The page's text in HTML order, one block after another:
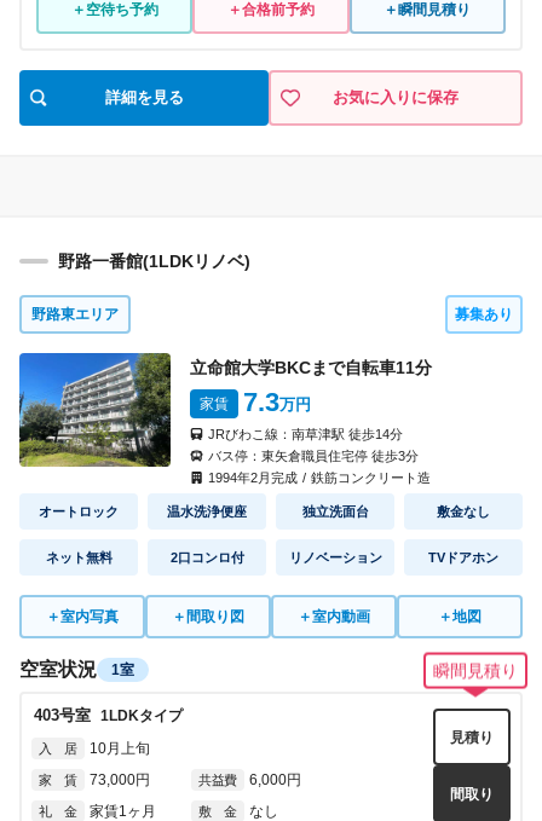
＋空待ち予約 ＋合格前予約 ＋瞬間見積り
詳細を見る お気に入りに保存
野路一番館(1LDKリノベ)
野路東エリア 募集あり
立命館大学BKCまで自転車11分
家賃 7.3万円
JRびわこ線： 南草津駅 徒歩14分
バス停： 東矢倉職員住宅停徒歩3分
1994年2月完成 / 鉄筋コンクリート造
オートロック 温水洗浄便座 独立洗面台 敷金なし
ネット無料 2口コンロ付 リノベーション TVドアホン
＋室内写真 ＋ 間取り図 ＋室内動画 ＋地図
空室状況 1室 瞬間見積り
403号室 1LDKタイプ
入 居 10月上旬
家 賃 73,000円 共益費 6,000円
礼 金 家賃1ヶ月 敷 金 なし
見積り
間取り